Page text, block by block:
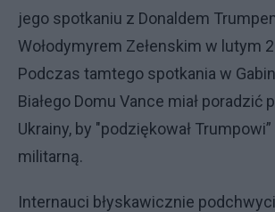
jego spotkaniu z Donaldem
Wołodymyrem Zełenskim w lutym
Podczas tamtego spotkania w
Białego Domu Vance miał poradzić
Ukrainy, by "podziękował
militarną.
Internauci błyskawicznie